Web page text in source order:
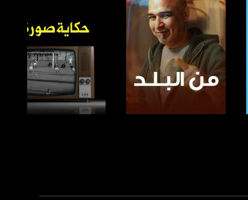
على الساحة العامة للنقاش والتحليل.
الإجتماعي والمجالات الإنسانية، في استوديهاتنا لتحليل ما كان